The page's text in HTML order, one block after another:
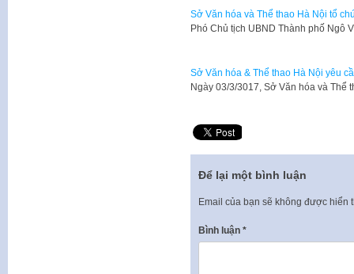
Sở Văn hóa và Thể thao Hà Nội tổ
Phó Chủ tịch UBND Thành phố
Sở Văn hóa & Thể thao Hà Nội yêu
Ngày 03/3/3017, Sở Văn hóa và
Để lại một bình luận
Email của bạn sẽ không được hiển
Bình luận *